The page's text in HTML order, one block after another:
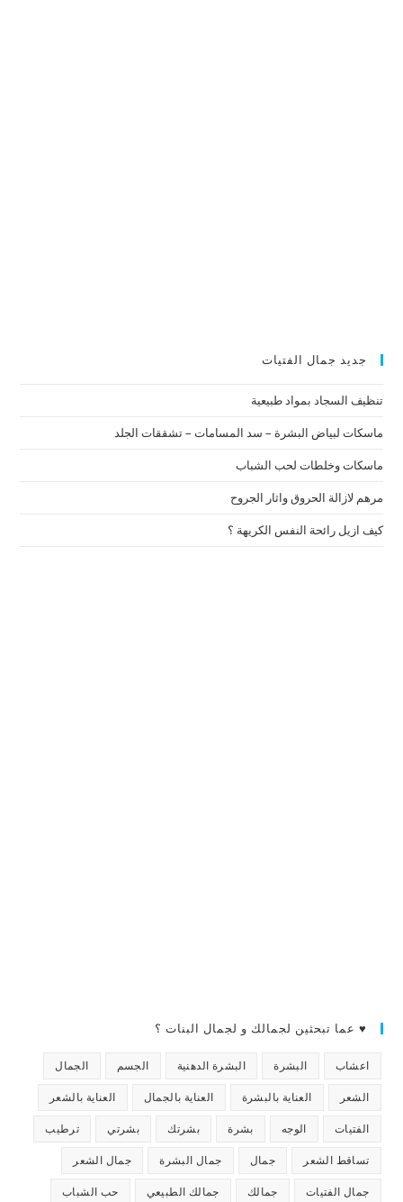
جديد جمال الفتيات
تنظيف السجاد بمواد طبيعية
ماسكات لبياض البشرة – سد المسامات – تشققات الجلد
ماسكات وخلطات لحب الشباب
مرهم لازالة الحروق واثار الجروح
كيف ازيل رائحة النفس الكريهة ؟
♥ عما تبحثين لجمالك و لجمال البنات ؟
اعشاب البشرة البشرة الدهنية الجسم الجمال
الشعر العناية بالبشرة العناية بالجمال العناية بالشعر
الفتيات الوجه بشرة بشرتك بشرتي ترطيب
تساقط الشعر جمال جمال البشرة جمال الشعر
جمال الفتيات جمالك جمالك الطبيعي حب الشباب